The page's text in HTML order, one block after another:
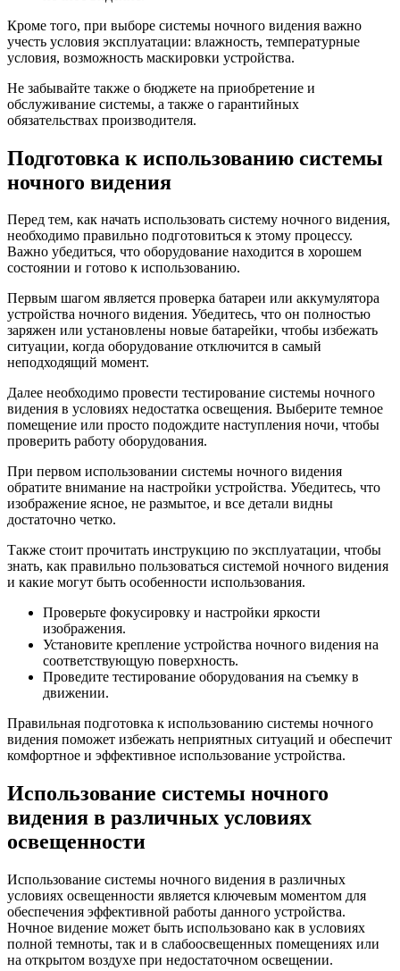
Кроме того, при выборе системы ночного видения важно
учесть условия эксплуатации: влажность, температурные
условия, возможность маскировки устройства.
Не забывайте также о бюджете на приобретение и
обслуживание системы, а также о гарантийных
обязательствах производителя.
Подготовка к использованию системы
ночного видения
Перед тем, как начать использовать систему ночного видения,
необходимо правильно подготовиться к этому процессу.
Важно убедиться, что оборудование находится в хорошем
состоянии и готово к использованию.
Первым шагом является проверка батареи или аккумулятора
устройства ночного видения. Убедитесь, что он полностью
заряжен или установлены новые батарейки, чтобы избежать
ситуации, когда оборудование отключится в самый
неподходящий момент.
Далее необходимо провести тестирование системы ночного
видения в условиях недостатка освещения. Выберите темное
помещение или просто подождите наступления ночи, чтобы
проверить работу оборудования.
При первом использовании системы ночного видения
обратите внимание на настройки устройства. Убедитесь, что
изображение ясное, не размытое, и все детали видны
достаточно четко.
Также стоит прочитать инструкцию по эксплуатации, чтобы
знать, как правильно пользоваться системой ночного видения
и какие могут быть особенности использования.
Проверьте фокусировку и настройки яркости
изображения.
Установите крепление устройства ночного видения на
соответствующую поверхность.
Проведите тестирование оборудования на съемку в
движении.
Правильная подготовка к использованию системы ночного
видения поможет избежать неприятных ситуаций и обеспечит
комфортное и эффективное использование устройства.
Использование системы ночного
видения в различных условиях
освещенности
Использование системы ночного видения в различных
условиях освещенности является ключевым моментом для
обеспечения эффективной работы данного устройства.
Ночное видение может быть использовано как в условиях
полной темноты, так и в слабоосвещенных помещениях или
на открытом воздухе при недостаточном освещении.